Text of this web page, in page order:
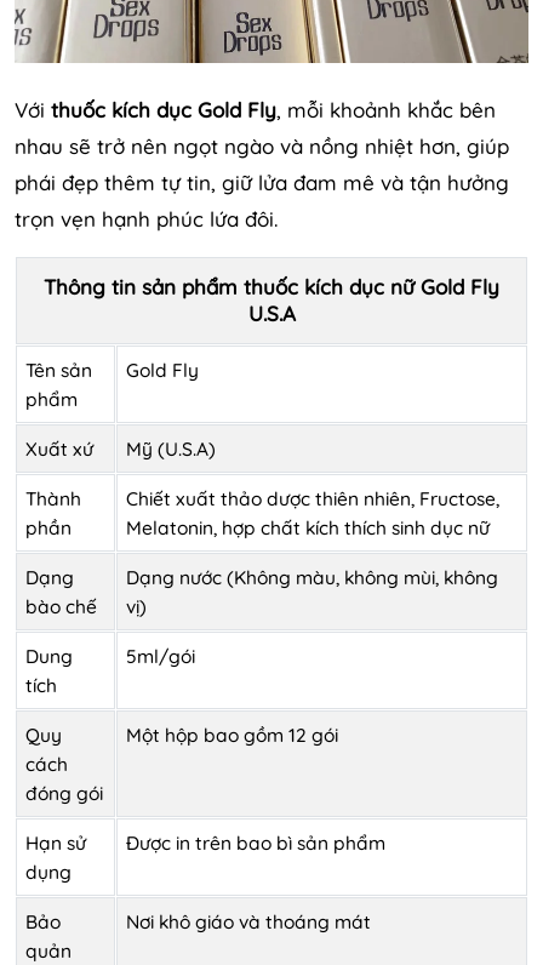
Với thuốc kích dục Gold Fly, mỗi khoảnh khắc bên
nhau sẽ trở nên ngọt ngào và nồng nhiệt hơn, giúp
phái đẹp thêm tự tin, giữ lửa đam mê và tận hưởng
trọn vẹn hạnh phúc lứa đôi.
Thông tin sản phẩm thuốc kích dục nữ Gold Fly
U.S.A
Tên sản
phẩm
Gold Fly
Xuất xứ Mỹ (U.S.A)
Thành
phần
Chiết xuất thảo dược thiên nhiên, Fructose,
Melatonin, hợp chất kích thích sinh dục nữ
Dạng
bào chế
Dạng nước (Không màu, không mùi, không
vị)
Dung
tích
5ml/gói
Quy
cách
đóng gói
Một hộp bao gồm 12 gói
Hạn sử
dụng
Được in trên bao bì sản phẩm
Bảo
quản
Nơi khô giáo và thoáng mát